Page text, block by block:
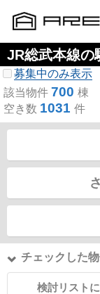
JR総武本線の
募集中のみ表示
該当物件 700 棟
空き数 1031 件
チェックした
検討リスト